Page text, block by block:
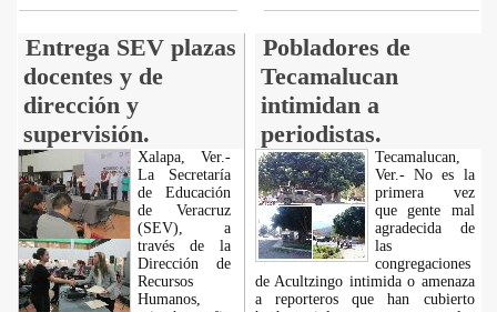
Entrega SEV plazas
docentes y de
dirección y
supervisión.
Pobladores de
Tecamalucan
intimidan a
periodistas.
Xalapa, Ver.-
La Secretaría
de Educación
de Veracruz
(SEV), a
través de la
Dirección de
Recursos
Humanos,
Tecamalucan,
Ver.- No es la
primera vez
que gente mal
agradecida de
las
congregaciones
de Acultzingo intimida o amenaza
a reporteros que han cubierto